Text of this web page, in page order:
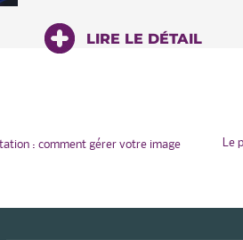
LIRE LE DÉTAIL
: comment gérer votre image
Le